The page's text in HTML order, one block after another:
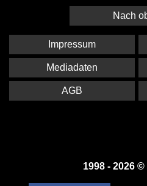
Nach
1998 - 2026 ©
Impressum
Mediadaten
AGB